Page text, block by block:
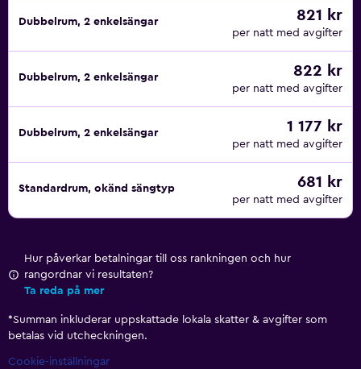
Dubbelrum, 2 enkelsängar 821 kr
per natt med avgifter
Dubbelrum, 2 enkelsängar 822 kr
per natt med avgifter
Dubbelrum, 2 enkelsängar 1 177 kr
per natt med avgifter
Standardrum, okänd sängtyp 681 kr
per natt med avgifter
Hur påverkar betalningar till oss rankningen och hur
rangordnar vi resultaten?
Ta reda på mer
*Summan inkluderar uppskattade lokala skatter & avgifter som
betalas vid utcheckningen.
Cookie-inställningar